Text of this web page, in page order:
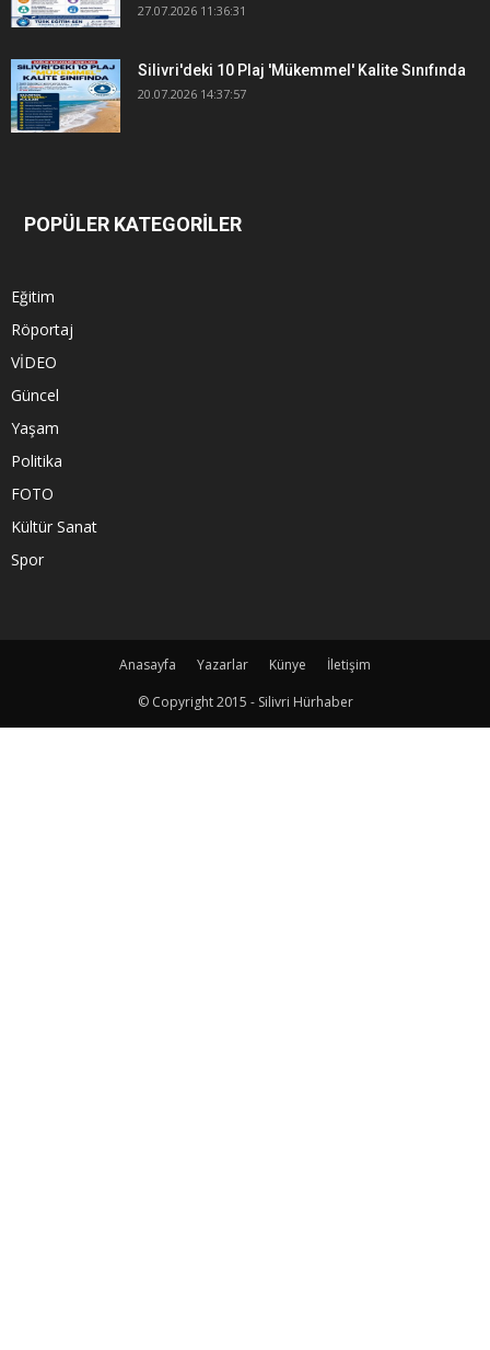
27.07.2026 11:36:31
Silivri'deki 10 Plaj 'Mükemmel' Kalite Sınıfında
20.07.2026 14:37:57
POPÜLER KATEGORİLER
Eğitim
Röportaj
VİDEO
Güncel
Yaşam
Politika
FOTO
Kültür Sanat
Spor
Anasayfa Yazarlar Künye
İletişim
© Copyright 2015 - Silivri Hürhaber